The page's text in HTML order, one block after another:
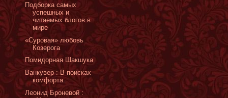
Подборка самых
успешных и
читаемых блогов в
мире
«Суровая» любовь
Козерога
Помидорная Шакшука
Ванкувер : В поисках
комфорта
Леонид Броневой :